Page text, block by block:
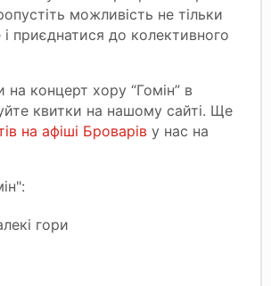
можливість не тільки
і приєднатися до колективного
концерт хору “Гомін” в
квитки на нашому сайті. Ще
на афіші Броварів у нас на
гори